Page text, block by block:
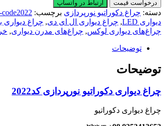
دکوراتیو
نورپردازی
کد2022
عدد
درخواست قیمت ارتباط در واتساپ
دسته: چراغ دکوراتیو نورپردازی برچسب:
دیواری LED
, چراغ دیواری ال ای دی, چراغ
چراغ‌های دیواری لوکس, چراغ‌های مدرن دیواری,
توضیحات
توضیحات
چراغ دیواری دکوراتیو نورپردازی کد2022
چراغ دیواری دکوراتیو